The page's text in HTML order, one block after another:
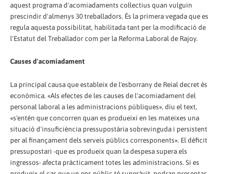
aquest programa d'acomiadaments col·lectius quan vulguin
prescindir d'almenys 30 treballadors. És la primera vegada que es
regula aquesta possibilitat, habilitada tant per la modificació de
l'Estatut del Treballador com per la Reforma Laboral de Rajoy.
Causes d'acomiadament
La principal causa que estableix de l'esborrany de Reial decret és
econòmica. «Als efectes de les causes de l'acomiadament del
personal laboral a les administracions públiques», diu el text,
«s'entén que concorren quan es produeixi en les mateixes una
situació d'insuficiència pressupostària sobrevinguda i persistent
per al finançament dels serveis públics corresponents». El dèficit
pressupostari -que es produeix quan la despesa supera els
ingressos- afecta pràcticament totes les administracions. Si es